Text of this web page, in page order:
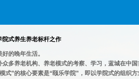
院式养生养老标杆之作
的晚年生活。
众多养老机构、养老模式的考察、学习，蓝城在中
式”的核心要素是“颐乐学院”，即以学院式的组织